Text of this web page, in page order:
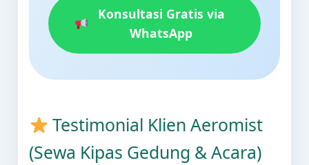
Konsultasi Gratis via
WhatsApp
Testimonial Klien Aeromist
(Sewa Kipas Gedung & Acara)